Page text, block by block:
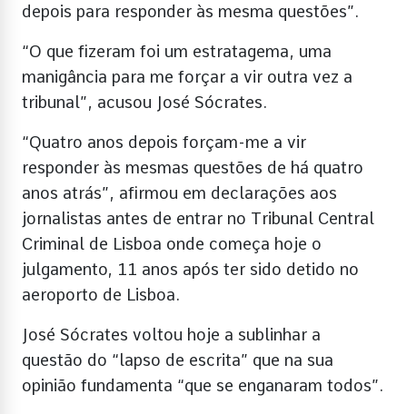
depois para responder às mesma questões”.
“O que fizeram foi um estratagema, uma
manigância para me forçar a vir outra vez a
tribunal”, acusou José Sócrates.
“Quatro anos depois forçam-me a vir
responder às mesmas questões de há quatro
anos atrás”, afirmou em declarações aos
jornalistas antes de entrar no Tribunal Central
Criminal de Lisboa onde começa hoje o
julgamento, 11 anos após ter sido detido no
aeroporto de Lisboa.
José Sócrates voltou hoje a sublinhar a
questão do “lapso de escrita” que na sua
opinião fundamenta “que se enganaram todos”.